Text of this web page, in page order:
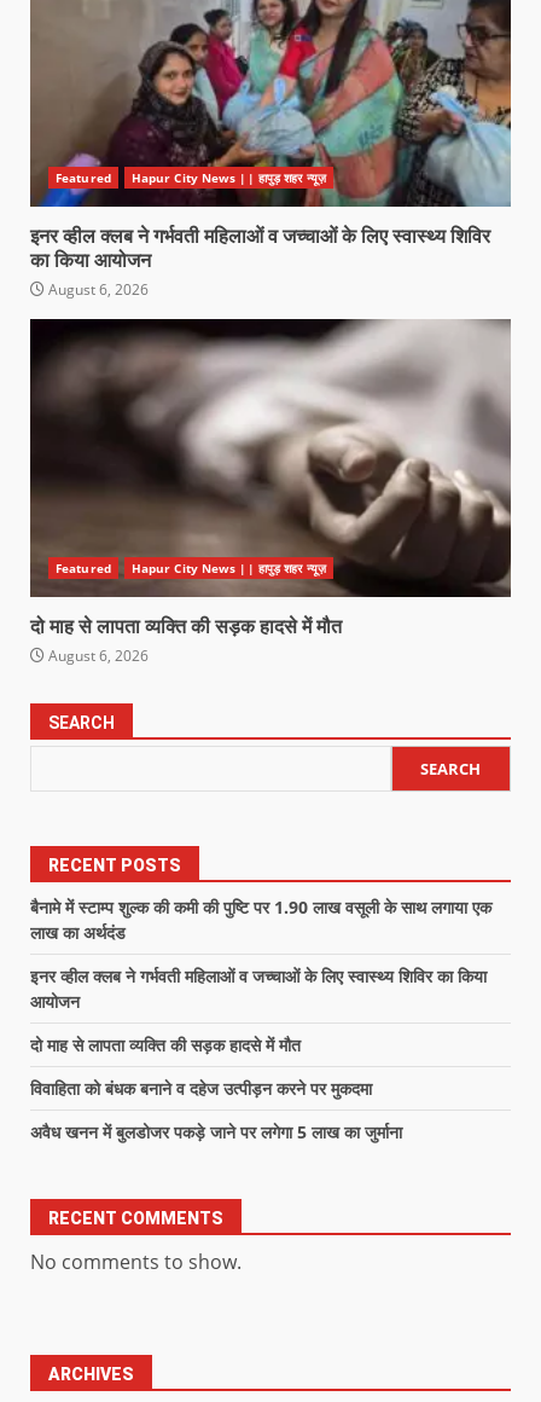
Featured Hapur City News || हापुड़ शहर न्यूज़
इनर व्हील क्लब ने गर्भवती महिलाओं व जच्चाओं के लिए स्वास्थ्य शिविर
का किया आयोजन
August 6, 2026
Featured Hapur City News || हापुड़ शहर न्यूज़
दो माह से लापता व्यक्ति की सड़क हादसे में मौत
August 6, 2026
SEARCH
SEARCH
RECENT POSTS
बैनामे में स्टाम्प शुल्क की कमी की पुष्टि पर 1.90 लाख वसूली के साथ लगाया एक
लाख का अर्थदंड
इनर व्हील क्लब ने गर्भवती महिलाओं व जच्चाओं के लिए स्वास्थ्य शिविर का किया
आयोजन
दो माह से लापता व्यक्ति की सड़क हादसे में मौत
विवाहिता को बंधक बनाने व दहेज उत्पीड़न करने पर मुकदमा
अवैध खनन में बुलडोजर पकड़े जाने पर लगेगा 5 लाख का जुर्माना
RECENT COMMENTS
No comments to show.
ARCHIVES